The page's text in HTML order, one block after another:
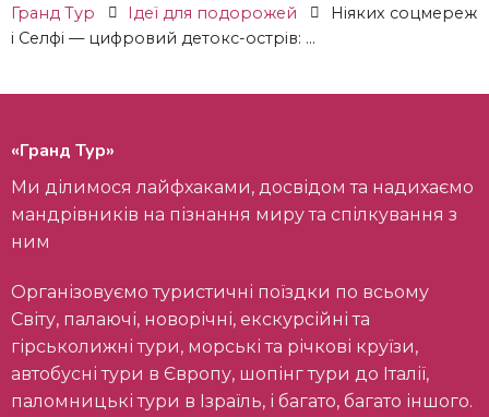
Гранд Тур Ідеї ​​для подорожей
Ніяких соцмереж
і Селфі — цифровий детокс-острів: ...
«Гранд Тур»
Ми ділимося лайфхаками, досвідом та надихаємо
мандрівників на пізнання миру та спілкування з
ним
Організовуємо туристичні поїздки по всьому
Світу, палаючі, новорічні, екскурсійні та
гірськолижні тури, морські та річкові круїзи,
автобусні тури в Європу, шопінг тури до Італії,
паломницькі тури в Ізраїль, і багато, багато іншого.